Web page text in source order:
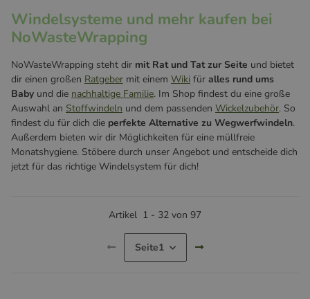
Windelsysteme und mehr kaufen bei
NoWasteWrapping
NoWasteWrapping steht dir mit Rat und Tat zur Seite und bietet
dir einen großen Ratgeber mit einem Wiki für alles rund ums
Baby und die nachhaltige Familie. Im Shop findest du eine große
Auswahl an Stoffwindeln und dem passenden Wickelzubehör. So
findest du für dich die perfekte Alternative zu Wegwerfwindeln.
Außerdem bieten wir dir Möglichkeiten für eine müllfreie
Monatshygiene. Stöbere durch unser Angebot und entscheide dich
jetzt für das richtige Windelsystem für dich!
Artikel 1 - 32 von 97
Seite1